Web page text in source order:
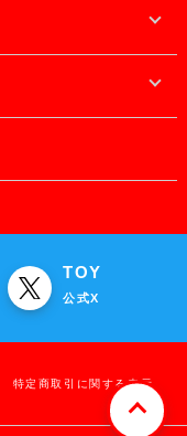
TOY
公式X
特定商取引に関する表示